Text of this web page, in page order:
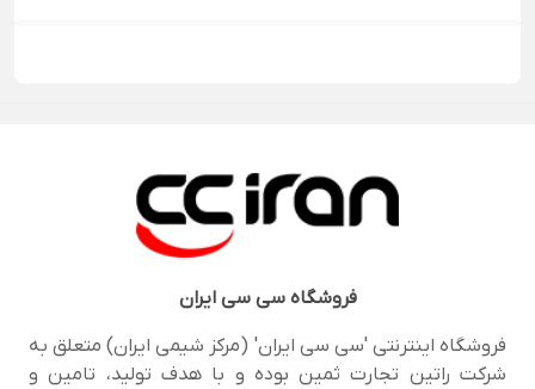
فروشگاهسی سی ایران
فروشگاه اینترنتی 'سی سی ایران' (مرکز شیمی ایران) متعلق به
شرکت راتین تجارت ثمین بوده و با هدف تولید، تامین و